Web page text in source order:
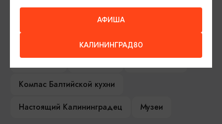
Гиды и экскурсоводы
Рестораны
Гостиницы
Как доехать
Компас Балтийской кухни
Настоящий Калининградец
Музеи
АФИША
КАЛИНИНГРАД80